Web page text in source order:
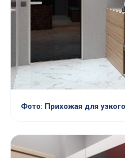
Фото: Прихожая для